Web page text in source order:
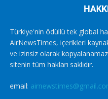
Türkiye'nin ödüllü tek global
AirNewsTimes, içerikleri
ve izinsiz olarak
sitenin tüm hakları saklıdır.
email: